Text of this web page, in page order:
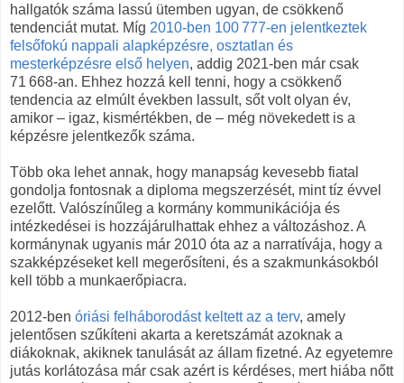
hallgatók száma lassú ütemben ugyan, de csökkenő
tendenciát mutat. Míg 2010-ben 100 777-en jelentkeztek
felsőfokú nappali alapképzésre, osztatlan és
mesterképzésre első helyen, addig 2021-ben már csak
71 668-an. Ehhez hozzá kell tenni, hogy a csökkenő
tendencia az elmúlt években lassult, sőt volt olyan év,
amikor – igaz, kismértékben, de – még növekedett is a
képzésre jelentkezők száma.
Több oka lehet annak, hogy manapság kevesebb fiatal
gondolja fontosnak a diploma megszerzését, mint tíz évvel
ezelőtt. Valószínűleg a kormány kommunikációja és
intézkedései is hozzájárulhattak ehhez a változáshoz. A
kormánynak ugyanis már 2010 óta az a narratívája, hogy a
szakképzéseket kell megerősíteni, és a szakmunkásokból
kell több a munkaerőpiacra.
2012-ben óriási felháborodást keltett az a terv, amely
jelentősen szűkíteni akarta a keretszámát azoknak a
diákoknak, akiknek tanulását az állam fizetné. Az egyetemre
jutás korlátozása már csak azért is kérdéses, mert hiába nőtt